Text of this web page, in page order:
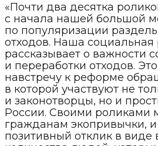
«Почти два десятка
с начала нашей большой
по популяризации
отходов. Наша социальная
рассказывает о важности
и переработки отходов.
навстречу к реформе
в которой участвуют не
и законотворцы, но и
России. Своими роликами
гражданам экопривычки,
позитивный отклик в виде